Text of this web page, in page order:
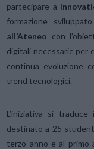
partecipare a
formazione
all’Ateneo con
digitali necessarie per
continua evoluzione
trend tecnologici.
L’iniziativa si
destinato a 25
terzo anno e al primo